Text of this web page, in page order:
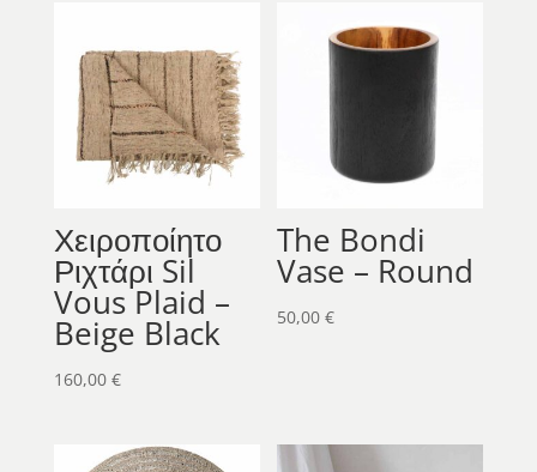
Χειροποίητο
Ριχτάρι Sil
Vous Plaid –
Beige Black
160,00 €
The Bondi
Vase – Round
50,00€